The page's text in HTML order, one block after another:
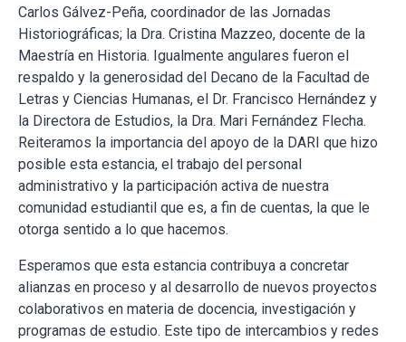
Carlos Gálvez-Peña, coordinador de las Jornadas
Historiográficas; la Dra. Cristina Mazzeo, docente de la
Maestría en Historia. Igualmente angulares fueron el
respaldo y la generosidad del Decano de la Facultad de
Letras y Ciencias Humanas, el Dr. Francisco Hernández y
la Directora de Estudios, la Dra. Mari Fernández Flecha.
Reiteramos la importancia del apoyo de la DARI que hizo
posible esta estancia, el trabajo del personal
administrativo y la participación activa de nuestra
comunidad estudiantil que es, a fin de cuentas, la que le
otorga sentido a lo que hacemos.
Esperamos que esta estancia contribuya a concretar
alianzas en proceso y al desarrollo de nuevos proyectos
colaborativos en materia de docencia, investigación y
programas de estudio. Este tipo de intercambios y redes